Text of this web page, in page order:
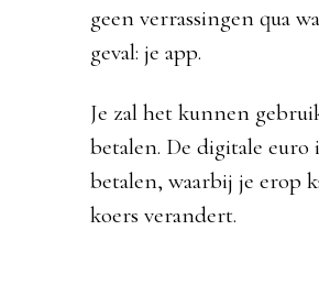
geen verrassingen qua
geval: je app.
Je zal het kunnen
betalen. De digitale
betalen, waarbij je erop
koers verandert.